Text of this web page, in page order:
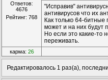
Ответов:
4676
Рейтинг: 768
"Исправив"
антивирусов что их
Как только 64-
может и на них будут
Но если это какие-то
переживать.
карма: 26
Редактировалось 1 раз(а),